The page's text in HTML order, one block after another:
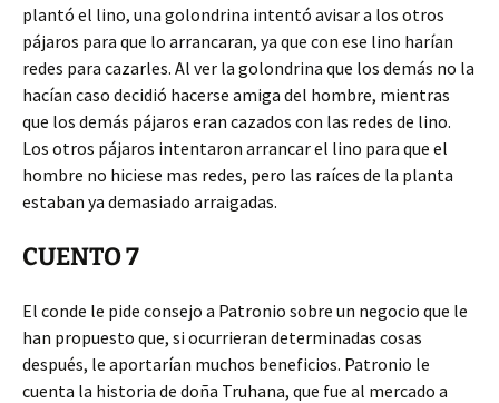
plantó el lino, una golondrina intentó avisar a los otros
pájaros para que lo arrancaran, ya que con ese lino harían
redes para cazarles. Al ver la golondrina que los demás no la
hacían caso decidió hacerse amiga del hombre, mientras
que los demás pájaros eran cazados con las redes de lino.
Los otros pájaros intentaron arrancar el lino para que el
hombre no hiciese mas redes, pero las raíces de la planta
estaban ya demasiado arraigadas.
CUENTO 7
El conde le pide consejo a Patronio sobre un negocio que le
han propuesto que, si ocurrieran determinadas cosas
después, le aportarían muchos beneficios. Patronio le
cuenta la historia de doña Truhana, que fue al mercado a